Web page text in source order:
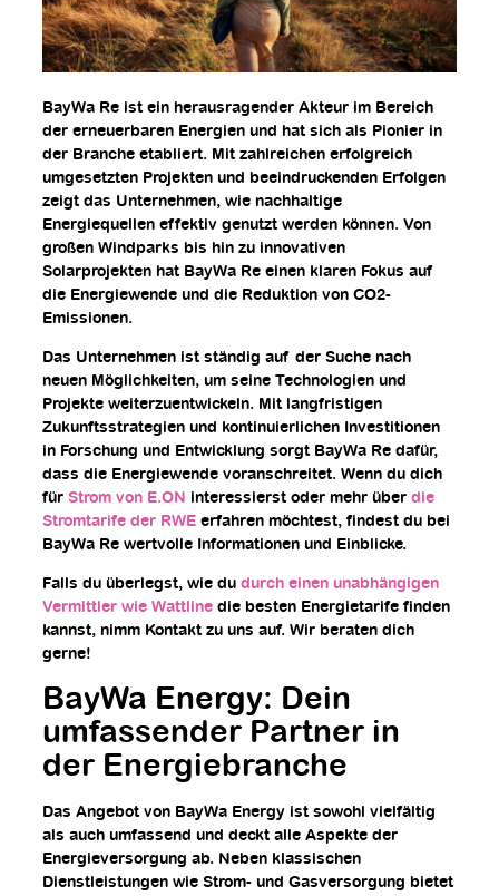
BayWa Re ist ein herausragender Akteur im Bereich
der erneuerbaren Energien und hat sich als Pionier in
der Branche etabliert. Mit zahlreichen erfolgreich
umgesetzten Projekten und beeindruckenden Erfolgen
zeigt das Unternehmen, wie nachhaltige
Energiequellen effektiv genutzt werden können. Von
großen Windparks bis hin zu innovativen
Solarprojekten hat BayWa Re einen klaren Fokus auf
die Energiewende und die Reduktion von CO2-
Emissionen.
Das Unternehmen ist ständig auf der Suche nach
neuen Möglichkeiten, um seine Technologien und
Projekte weiterzuentwickeln. Mit langfristigen
Zukunftsstrategien und kontinuierlichen Investitionen
in Forschung und Entwicklung sorgt BayWa Re dafür,
dass die Energiewende voranschreitet. Wenn du dich
für Strom von E.ON interessierst oder mehr über die
Stromtarife der RWE erfahren möchtest, findest du bei
BayWa Re wertvolle Informationen und Einblicke.
Falls du überlegst, wie du durch einen unabhängigen
Vermittler wie Wattline die besten Energietarife finden
kannst, nimm Kontakt zu uns auf. Wir beraten dich
gerne!
BayWa Energy: Dein
umfassender Partner in
der Energiebranche
Das Angebot von BayWa Energy ist sowohl vielfältig
als auch umfassend und deckt alle Aspekte der
Energieversorgung ab. Neben klassischen
Dienstleistungen wie Strom- und Gasversorgung bietet